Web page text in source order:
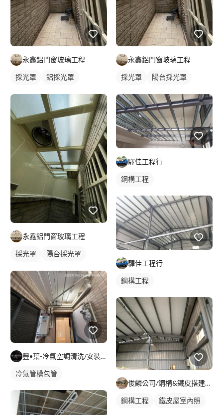
永鑫鋁門窗玻璃工程
採光罩
鋁採光罩
永鑫鋁門窗玻璃工程
採光罩
陽台採光罩
豐•葉-冷氣空調清洗/安裝/移機
冷氣管槽包管
永鑫鋁門窗玻璃工程
採光罩
陽台採光罩
驛佳工程行
鋼構工程
驛佳工程行
鋼構工程
俊麟公司/鋼構&鐵皮搭建&採光罩
鋼構工程 鐵皮屋室內照